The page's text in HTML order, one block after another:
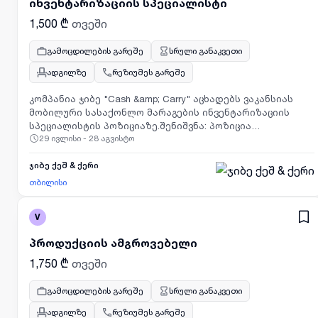
1,500 ₾ თვეში
გამოცდილების გარეშე
სრული განაკვეთი
ადგილზე
რეზიუმეს გარეშე
კომპანია ჯიბე "Cash &amp; Carry" აცხადებს ვაკანსიას
მობილური სასაქონლო მარაგების ინვენტარიზაციის
სპეციალისტის პოზიციაზე.შენიშვნა: პოზიცია
ითვალისწინებს ხშირ მივლინებებს საქართველოს
განაკვეთიანაზღაურება: კვალიფიკაციიდან
გამომდინარე , საწყისი ანაზღაურება 1500₾ფუნქცია-
სტანდარტების კონტროლი მაღაზიაში, ყველა
მიმართულებით, ხელმძღვანელის მითითებების
პირობების კონტროლიპროდუქციის ვადიანობისა და
გარეგნული იერსახის დაცვის კონტროლი;სარეალიზაციო
დარბაზის, თაროების, პროდუქციის, სამუშაო ინვენტარის
სისუფთავის კონტროლი;მაღაზიაში არსებული
სასაქონლო მარაგების ინვენტარიზაციის ჩატარების
29 ივლისი - 28 აგვისტო
ჯიბე ქეშ & ქერი
თბილისი
V
პროდუქციის ამგროვებელი
1,750 ₾ თვეში
გამოცდილების გარეშე
სრული განაკვეთი
ადგილზე
რეზიუმეს გარეშე